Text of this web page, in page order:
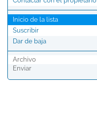
Inicio de la lista
Suscribir
Dar de baja
Archivo
Enviar